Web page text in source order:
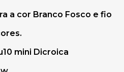
a cor Branco Fosco e fio
mini Dicroica